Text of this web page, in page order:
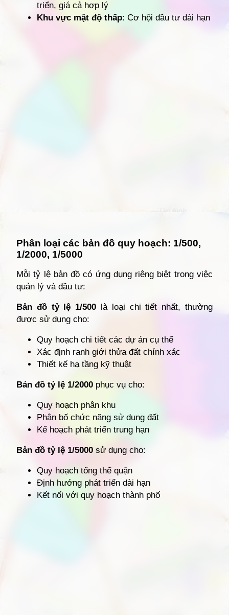
triển, giá cả hợp lý
Khu vực mật độ thấp: Cơ hội đầu tư dài hạn
Phân loại các bản đồ quy hoạch: 1/500,
1/2000, 1/5000
Mỗi tỷ lệ bản đồ có ứng dụng riêng biệt trong việc
quản lý và đầu tư:
Bản đồ tỷ lệ 1/500 là loại chi tiết nhất, thường
được sử dụng cho:
Quy hoạch chi tiết các dự án cụ thể
Xác định ranh giới thửa đất chính xác
Thiết kế hạ tầng kỹ thuật
Bản đồ tỷ lệ 1/2000 phục vụ cho:
Quy hoạch phân khu
Phân bố chức năng sử dụng đất
Kế hoạch phát triển trung hạn
Bản đồ tỷ lệ 1/5000 sử dụng cho:
Quy hoạch tổng thể quận
Định hướng phát triển dài hạn
Kết nối với quy hoạch thành phố